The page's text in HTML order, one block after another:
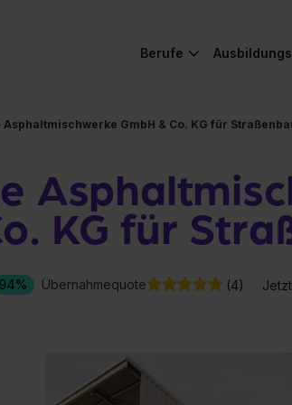
Berufe
GmbH & Co. KG für
KG für
94% Übernahmequote (4)